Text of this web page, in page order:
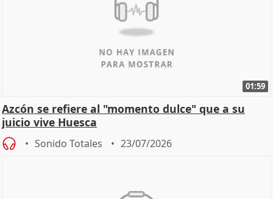
01:59
Azcón se refiere al "momento dulce" que a su
juicio vive Huesca
Sonido Totales 23/07/2026